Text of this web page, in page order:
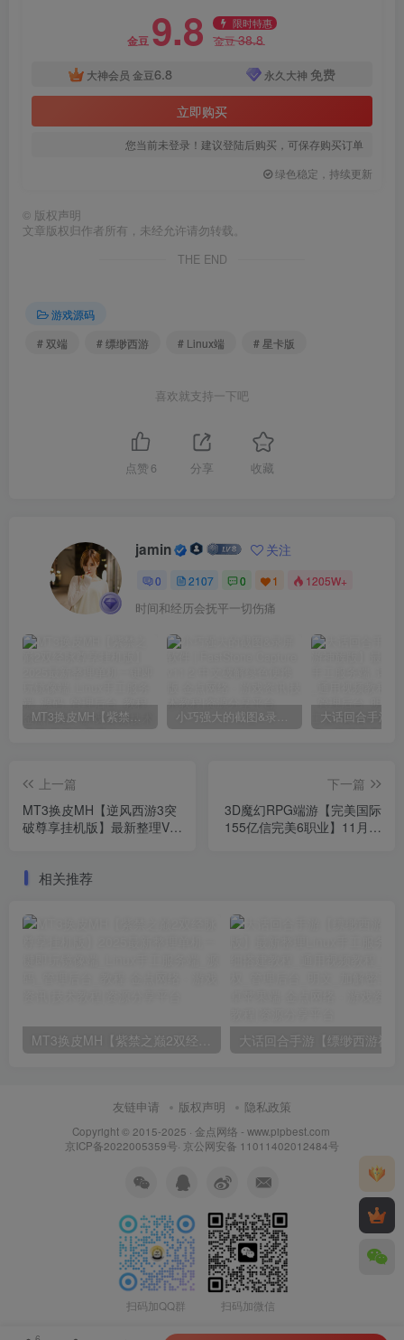
金豆 9.8 限时特惠
金豆38.8
大神会员 金豆6.8 永久大神 免费
立即购买
您当前未登录！建议登陆后购买，可保存购买订单
绿色稳定，持续更新
© 版权声明
文章版权归作者所有，未经允许请勿转载。
THE END
游戏源码
# 双端
# 缥缈西游 # Linux端 # 星卡版
喜欢就支持一下吧
点赞 6 分享 收藏
jamin 关注
0 2107 0 1 1205W+
时间和经历会抚平一切伤痛
MT3换皮MH【紫禁之巅2双经脉尊享挂机版】2025最新整理单机一键即玩镜像端_Linux手工服务端_源码_管理后台_教程 小巧强大的截图&录屏软件 | FastStone Capture v11.2 中文破解绿色便携版
上一篇
MT3换皮MH【逆风西游3突
破尊享挂机版】最新整理VM
教程_GM后台_全套源码_安
下一篇
3D魔幻RPG端游【完美国际
155亿信完美6职业】11月最
相关推荐
MT3换皮MH【紫禁之巅2双经脉尊享挂机版】2025最新整理单机一键即玩镜像端_Linux手工服务端_源码_管理后台_教程
友链申请 版权声明 隐私政策
Copyright © 2015-2025 · 金点网络 - www.pipbest.com
京ICP备2022005359号· 京公网安备 11011402012484号
扫码加QQ群 扫码加微信